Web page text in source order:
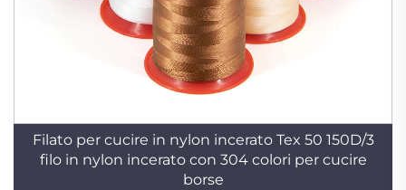
Filato per cucire in nylon incerato Tex 50 150D/3
filo in nylon incerato con 304 colori per cucire
borse